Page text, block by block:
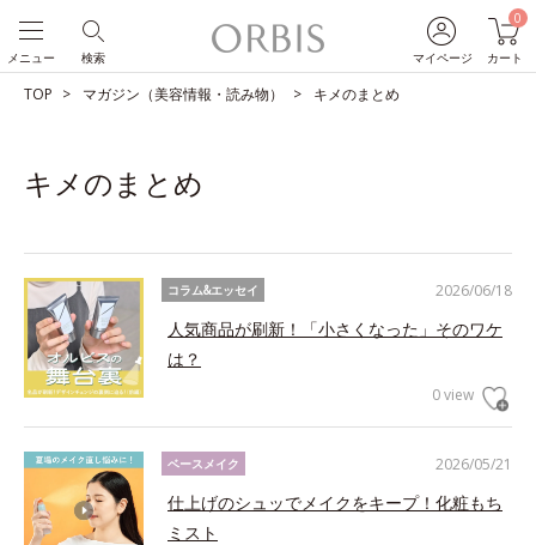
マイページ
0
カート
検索
メニュー
TOP マガジン（美容情報・読み物） キメのまとめ
キメのまとめ
2026/06/18
コラム&エッセイ
人気商品が刷新！「小さくなった」そのワケ
は？
0 view
2026/05/21
ベースメイク
仕上げのシュッでメイクをキープ！化粧もち
ミスト